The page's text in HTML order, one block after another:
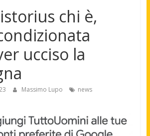
chi è,
ucciso la
Massimo Lupo news